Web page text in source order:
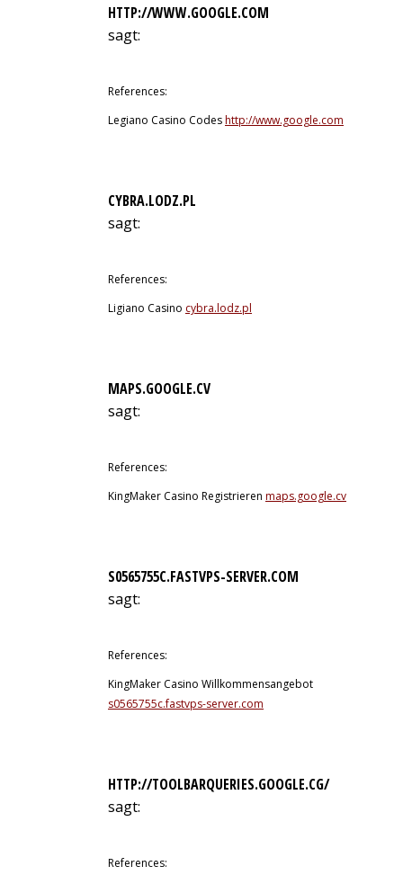
HTTP://WWW.GOOGLE.COM
sagt:
References:
Legiano Casino Codeshttp://www.google.com
CYBRA.LODZ.PL
sagt:
References:
Ligiano Casino cybra.lodz.pl
MAPS.GOOGLE.CV
sagt:
References:
KingMaker Casino Registrieren maps.google.cv
S0565755C.FASTVPS-SERVER.COM
sagt:
References:
KingMaker Casino Willkommensangebot
s0565755c.fastvps-server.com
HTTP://TOOLBARQUERIES.GOOGLE.CG/
sagt:
References: